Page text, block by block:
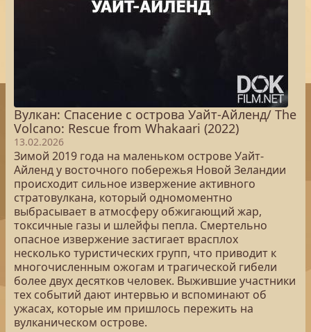
Вулкан: Спасение с острова Уайт-Айленд/ The
Volcano: Rescue from Whakaari (2022)
13.02.2026
Зимой 2019 года на маленьком острове Уайт-
Айленд у восточного побережья Новой Зеландии
происходит сильное извержение активного
стратовулкана, который одномоментно
выбрасывает в атмосферу обжигающий жар,
токсичные газы и шлейфы пепла. Смертельно
опасное извержение застигает врасплох
несколько туристических групп, что приводит к
многочисленным ожогам и трагической гибели
более двух десятков человек. Выжившие участники
тех событий дают интервью и вспоминают об
ужасах, которые им пришлось пережить на
вулканическом острове.